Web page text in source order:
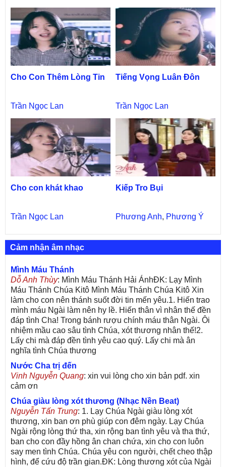
Cho Con Thêm Lòng Tin
Trần Ngọc Lan
Tiếng Vọng Luân Đôn
Trần Ngọc Lan
Cho con khát khao
Trần Ngọc Lan
Kiếp Tro Bụi
Phương Anh, Phương Ý
Cảm nhận âm nhạc
Mình Máu Thánh
Dỗ Anh Thùy: Mình Máu Thánh Hải ÁnhĐK: Lạy Mình
Máu Thánh Chúa Kitô Mình Máu Thánh Chúa Kitô Xin
làm cho con nên thánh suốt đời tin mến yêu.1. Hiến trao
mình máu Ngài làm nên hy lề. Hiến thân vì nhân thế đền
đáp tình Cha! Trong bánh rượu chính máu thân Ngài. Ôi
nhiệm mầu cao sâu tình Chúa, xót thương nhân thế!2.
Lấy chi mà đáp đền tình yêu cao quý. Lấy chi mà ân
nghĩa tình Chúa thương
Nước Cha trị đến
Vinh Nguyễn Quang: xin vui lòng cho xin bản pdf. xin
cảm ơn
Chúa giàu lòng xót thương (Nhạc Nền Beat)
Nguyễn Tấn Trung: 1. Lạy Chúa Ngài giàu lòng xót
thương, xin ban ơn phù giúp con đêm ngày. Lạy Chúa
Ngài rộng lòng thứ tha, xin rộng ban tình yêu và tha thứ,
ban cho con đầy hồng ân chan chứa, xin cho con luôn
say men tình Chúa. Chúa yêu con người, chết cheo thập
hình, để cứu độ trần gian.ĐK: Lòng thương xót của Ngài